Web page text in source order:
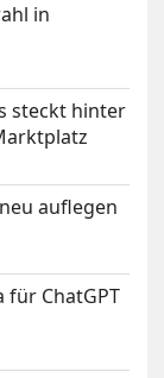
in
steckt hinter
auflegen
für ChatGPT